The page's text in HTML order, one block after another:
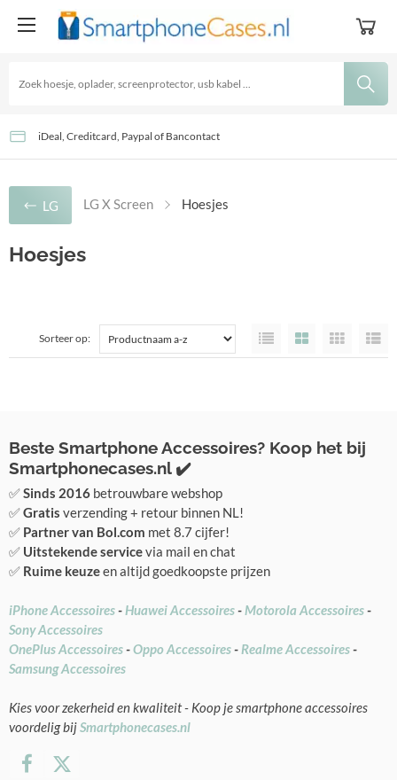
GRATIS Verzending - Levertijd: 2-3 Werkdagen
Goedkoopste accessoires sinds 2016!
iDeal, Creditcard, Paypal of Bancontact
LG LG X Screen Hoesjes
Hoesjes
Sorteer op:
Beste Smartphone Accessoires? Koop het bij
Smartphonecases.nl ✔️
✅Sinds 2016 betrouwbare webshop
✅Gratis verzending + retour binnen NL!
✅ Partner van Bol.com met 8.7 cijfer!
✅ Uitstekende servicevia mail en chat
✅ Ruime keuzeen altijd goedkoopste prijzen
iPhone Accessoires-Huawei Accessoires-Motorola Accessoires-
Sony Accessoires
OnePlus Accessoires-Oppo Accessoires- Realme Accessoires-
Samsung Accessoires
Kies voor zekerheid en kwaliteit - Koop je smartphone accessoires
voordelig bijSmartphonecases.nl